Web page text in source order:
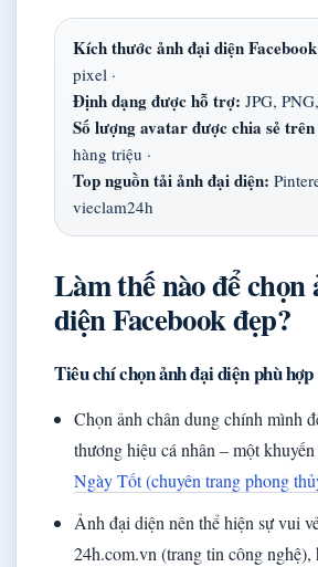
Kích thước ảnh đại diện
pixel ·
Định dạng được hỗ trợ: JPG,
Số lượng avatar được chia sẻ
hàng triệu ·
Top nguồn tải ảnh đại diện:
vieclam24h
Làm thế nào để chọn
diện Facebook đẹp?
Tiêu chí chọn ảnh đại diện phù hợp
Chọn ảnh chân dung chính mình
thương hiệu cá nhân – một
Ngày Tốt (chuyên trang phong
Ảnh đại diện nên thể hiện sự vui
24h.com.vn (trang tin công